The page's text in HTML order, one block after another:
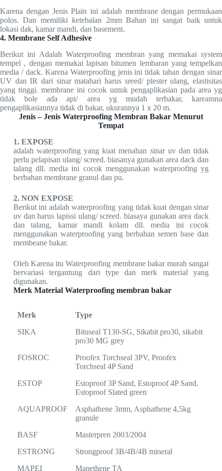
Karena dengan Jenis Plain ini adalah membrane dengan permukaan
polos. Dan memiliki ketebalan 2mm Bahan ini sangat baik untuk
lokasi dak, kamar mandi, dan basement.
4. Membrane Self Adhesive
Berikut ini Adalah Waterproofing membran yang memakai system
tempel , dengan memakai lapisan bitumen lembaran yang tempelkan
media / dack. Karena Waterproofing jenis ini tidak tahan dengan sinar
UV dan IR dari sinar matahari harus sreed/ plester ulang, elastisitas
yang tinggi. membrane ini cocok untuk pengaplikasian pada area yg
tidak bole ada api/ area yg mudah terbakar, kareamna
pengaplikasiannya tidak di bakar, ukurannya 1 x 20 m.
Jenis – Jenis Waterproofing Membran Bakar Menurut
Tempat
1. EXPOSE
adalah waterproofing yang kuat menahan sinar uv dan tidak
perlu pelapisan ulang/ screed. biasanya gunakan area dack dan
talang dll. media ini cocok menggunakan waterproofing yg
berbahan membrane granul dan pu.
2. NON EXPOSE
Berikut ini adalah waterproofing yang tidak kuat dengan sinar
uv dan harus lapissi ulang/ screed. biasaya gunakan area dack
dan talang, kamar mandi kolam dll. media ini cocok
menggunakan waterproofing yang berbahan semen base dan
membeane bakar.
Oleh Karena itu Waterproofing membrane bakar murah sangat
bervariasi tergantung dari type dan merk material yang
digunakan.
Merk Material Waterproofing membran bakar
Merk
Type
SIKA
Bituseal T130-SG, Sikabit pro30, sikabit
pro30 MG grey
FOSROC
Proofex Torchseal 3PV, Proofex
Torchseal 4P Sand
ESTOP
Estoproof 3P Sand, Estoproof 4P Sand,
Estoproof Slated green
AQUAPROOF
Asphathene 3mm, Asphathene 4,5kg
granule
BASF
Masterpren 2003/2004
ESTRONG
Strongproof 3B/4B/4B mineral
MAPEI
Mapethene TA